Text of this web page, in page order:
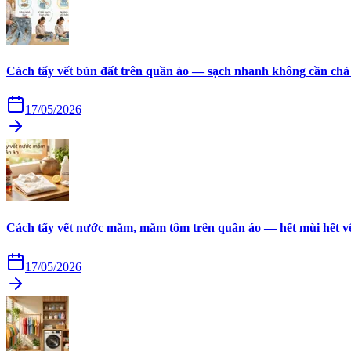
Cách tẩy vết bùn đất trên quần áo — sạch nhanh không cần
17/05/2026
Cách tẩy vết nước mắm, mắm tôm trên quần áo — hết mùi hết
17/05/2026